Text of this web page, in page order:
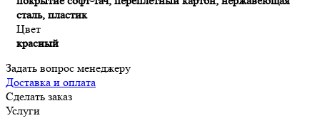
сталь, пластик
Цвет
красный
Задать вопрос менеджеру
Доставка и оплата
Сделать заказ
Услуги